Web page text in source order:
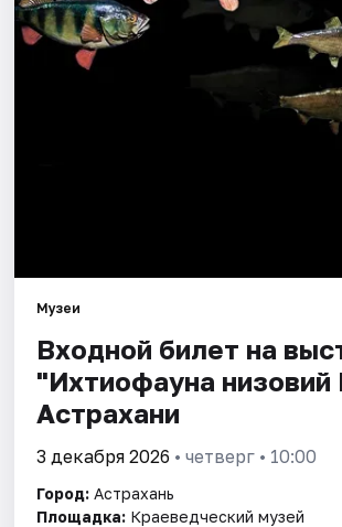
Артисты
Музеи
Входной билет на
"Ихтиофауна низовий
Астрахани
3 декабря 2026 • четверг • 10:00
Город: Астрахань
Площадка: Краеведческий музей